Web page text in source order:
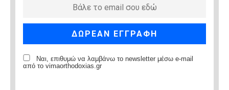
Ναι, επιθυμώ να λαμβάνω το newsletter μέσω e-mail
από το vimaorthodoxias.gr